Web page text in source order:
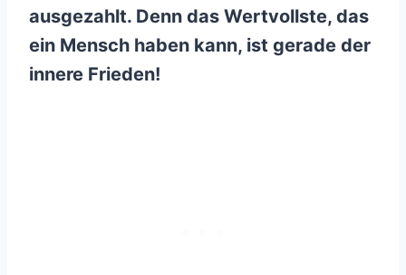
ausgezahlt. Denn das Wertvollste, das
ein Mensch haben kann, ist gerade der
innere Frieden!